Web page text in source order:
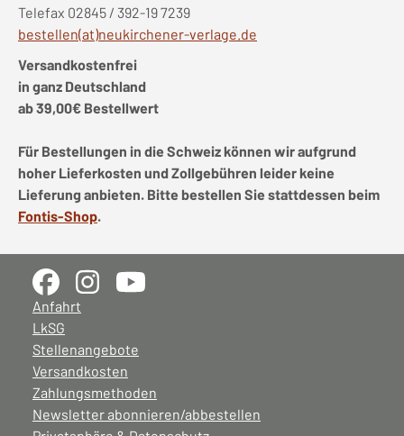
Telefax 02845 / 392-19 7239
bestellen(at)neukirchener-verlage.de
Versandkostenfrei
in ganz Deutschland
ab 39,00€ Bestellwert
Für Bestellungen in die Schweiz können wir aufgrund
hoher Lieferkosten und Zollgebühren leider keine
Lieferung anbieten. Bitte bestellen Sie stattdessen beim
Fontis-Shop.
Anfahrt
LkSG
Stellenangebote
Versandkosten
Zahlungsmethoden
Newsletter abonnieren/abbestellen